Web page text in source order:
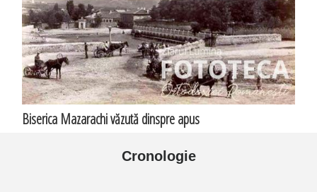
Biserica Mazarachi văzută dinspre apus
Cronologie